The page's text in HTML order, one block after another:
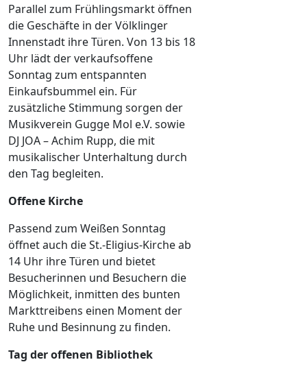
Parallel zum Frühlingsmarkt öffnen
die Geschäfte in der Völklinger
Innenstadt ihre Türen. Von 13 bis 18
Uhr lädt der verkaufsoffene
Sonntag zum entspannten
Einkaufsbummel ein. Für
zusätzliche Stimmung sorgen der
Musikverein Gugge Mol e.V. sowie
DJ JOA – Achim Rupp, die mit
musikalischer Unterhaltung durch
den Tag begleiten.
Offene Kirche
Passend zum Weißen Sonntag
öffnet auch die St.-Eligius-Kirche ab
14 Uhr ihre Türen und bietet
Besucherinnen und Besuchern die
Möglichkeit, inmitten des bunten
Markttreibens einen Moment der
Ruhe und Besinnung zu finden.
Tag der offenen Bibliothek